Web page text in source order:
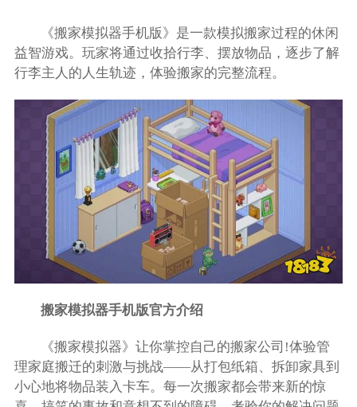
《搬家模拟器手机版》是一款模拟搬家过程的休闲
益智游戏。玩家将通过收拾行李、摆放物品，逐步了解
行李主人的人生轨迹，体验搬家的完整流程。
搬家模拟器手机版官方介绍
《搬家模拟器》让你掌控自己的搬家公司!体验管
理家庭搬迁的刺激与挑战——从打包纸箱、拆卸家具到
小心地将物品装入卡车。每一次搬家都会带来新的惊